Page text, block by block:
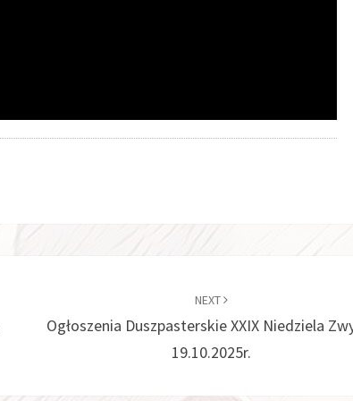
NEXT
Ogłoszenia Duszpasterskie XXIX Niedziela
19.10.2025r.